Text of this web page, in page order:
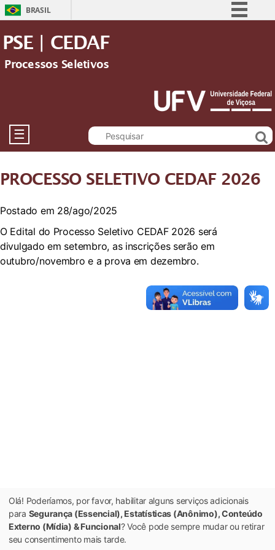
BRASIL
Acesso à informação
Legislação
Canais
PSE | CEDAF
Processos Seletivos
☰
PROCESSO SELETIVO CEDAF 2026
Postado em 28/ago/2025
O Edital do Processo Seletivo CEDAF 2026 será
divulgado em setembro, as inscrições serão em
outubro/novembro e a prova em dezembro.
Olá! Poderíamos, por favor, habilitar alguns serviços adicionais
para Segurança (Essencial), Estatísticas (Anônimo), Conteúdo
Externo (Mídia) & Funcional? Você pode sempre mudar ou retirar
seu consentimento mais tarde.